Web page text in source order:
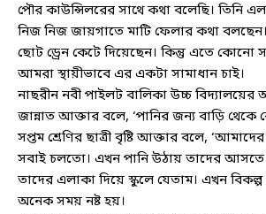
পৌর কাউন্সিলরের সাথে কথা বলেছি। তিনি
নিজ নিজ জায়গাতে মাটি ফেলার কথা
ছোট ড্রেন কেটে দিয়েছেন। কিন্তু এতে কোনো
আমরা স্থায়ীভাবে এর একটা সামাধান চাই।
নাছরীন নবী পাইলট বালিকা উচ্চ বিদ্যালয়ের
জান্নাত আক্তার বলে, ‘পানির জন্য বাড়ি থেকে
সপ্তম শ্রেণির ছাত্রী বৃষ্টি আক্তার বলে,
সবাই চলতো। এখন পানি উঠায় তাদের আসতে
তাদের এলাকা দিয়ে স্কুলে যেতাম। এখন
অনেক সময় নষ্ট হয়।